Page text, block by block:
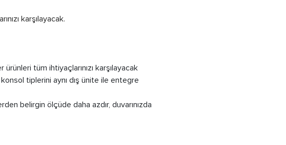
karşılayacak.
tüm ihtiyaçlarınızı karşılayacak
tiplerini aynı dış ünite ile entegre
belirgin ölçüde daha azdır, duvarınızda